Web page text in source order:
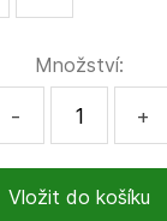
Množství:
- +